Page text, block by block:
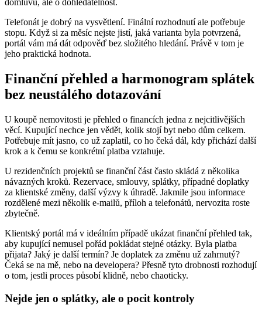
domluvu, ale o dohledatelnost.
Telefonát je dobrý na vysvětlení. Finální rozhodnutí ale potřebuje
stopu. Když si za měsíc nejste jistí, jaká varianta byla potvrzená,
portál vám má dát odpověď bez složitého hledání. Právě v tom je
jeho praktická hodnota.
Finanční přehled a harmonogram splátek
bez neustálého dotazování
U koupě nemovitosti je přehled o financích jedna z nejcitlivějších
věcí. Kupující nechce jen vědět, kolik stojí byt nebo dům celkem.
Potřebuje mít jasno, co už zaplatil, co ho čeká dál, kdy přichází další
krok a k čemu se konkrétní platba vztahuje.
U rezidenčních projektů se finanční část často skládá z několika
návazných kroků. Rezervace, smlouvy, splátky, případné doplatky
za klientské změny, další výzvy k úhradě. Jakmile jsou informace
rozdělené mezi několik e-mailů, příloh a telefonátů, nervozita roste
zbytečně.
Klientský portál má v ideálním případě ukázat finanční přehled tak,
aby kupující nemusel pořád pokládat stejné otázky. Byla platba
přijata? Jaký je další termín? Je doplatek za změnu už zahrnutý?
Čeká se na mě, nebo na developera? Přesně tyto drobnosti rozhodují
o tom, jestli proces působí klidně, nebo chaoticky.
Nejde jen o splátky, ale o pocit kontroly